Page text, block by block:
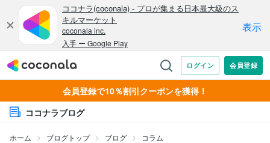
会員登録で10％割引クーポンを獲得！
ココナラブログ
ホーム ブログトップ ブログ コラム